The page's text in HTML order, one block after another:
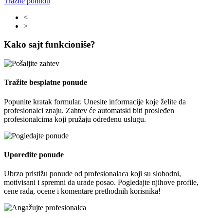
<
>
Kako sajt funkcioniše?
Tražite besplatne ponude
Popunite kratak formular. Unesite informacije koje želite da
profesionalci znaju. Zahtev će automatski biti prosleđen
profesionalcima koji pružaju određenu uslugu.
Uporedite ponude
Ubrzo pristižu ponude od profesionalaca koji su slobodni,
motivisani i spremni da urade posao. Pogledajte njihove profile,
cene rada, ocene i komentare prethodnih korisnika!